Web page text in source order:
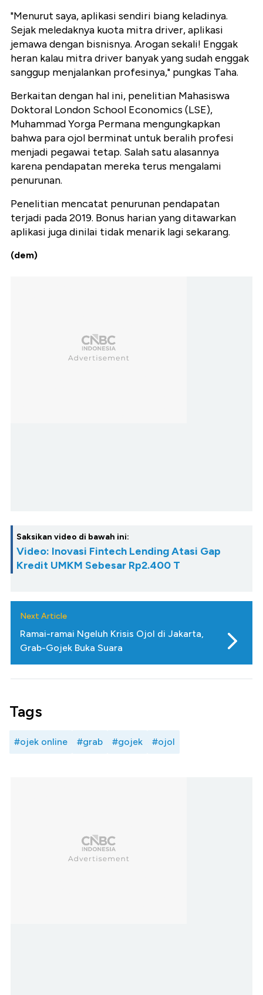
"Menurut saya, aplikasi sendiri biang keladinya.
Sejak meledaknya kuota mitra driver, aplikasi
jemawa dengan bisnisnya. Arogan sekali! Enggak
heran kalau mitra driver banyak yang sudah enggak
sanggup menjalankan profesinya," pungkas Taha.
Berkaitan dengan hal ini, penelitian Mahasiswa
Doktoral London School Economics (LSE),
Muhammad Yorga Permana mengungkapkan
bahwa para ojol berminat untuk beralih profesi
menjadi pegawai tetap. Salah satu alasannya
karena pendapatan mereka terus mengalami
penurunan.
Penelitian mencatat penurunan pendapatan
terjadi pada 2019. Bonus harian yang ditawarkan
aplikasi juga dinilai tidak menarik lagi sekarang.
(dem)
Saksikan video di bawah ini:
Video: Inovasi Fintech Lending Atasi Gap
Kredit UMKM Sebesar Rp2.400 T
Next Article
Ramai-ramai Ngeluh Krisis Ojol di Jakarta,
Grab-Gojek Buka Suara
Tags
#ojek online #grab #gojek #ojol